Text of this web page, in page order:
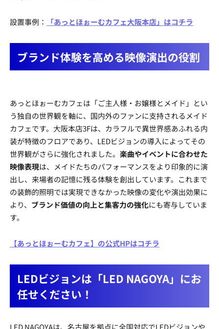
設置事例： 「あっとほぉーむカフェ大阪本店」はコチラ
ブランド体験を高める映像演出の役割
あっとほぉーむカフェは「ご主人様・お嬢様とメイド」とい
う独自の世界観を軸に、国内外のファンに支持されるメイド
カフェです。大阪本店3Fは、カラフルで異世界感あふれる内
装が特徴のフロアであり、LEDビジョンの導入によってその
世界観がさらに強化されました。 楽曲やイベントに合わせた
映像表現は、メイドたちのパフォーマンスをより印象的に演
出し、来場者の記憶に残る体験を創出しています。これまで
の装飾的照明では実現できなかった映像の変化や演出効果に
より、 ブランド価値の向上と集客力の強化にも寄与していま
す。
【あっとほぉーむカフェ】の公式HPはコチラ
LEDビジョンは「LED NAGOYA」にお
任せください！
LED NAGOYAは、名古屋を拠点に全国対応でLEDビジョンや